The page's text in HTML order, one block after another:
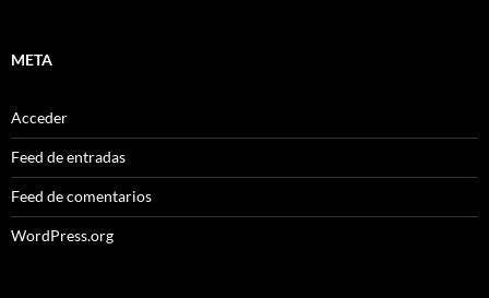
META
Acceder
Feed de entradas
Feed de comentarios
WordPress.org